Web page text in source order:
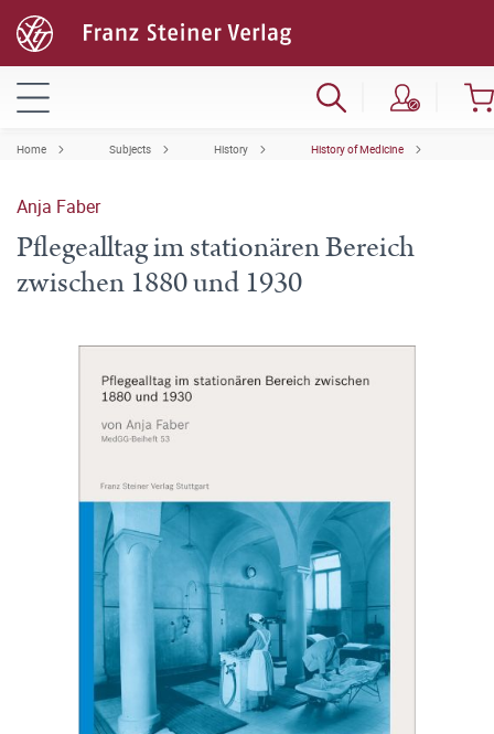
Home Subjects History History of Medicine
Anja Faber
Pflegealltag im stationären Bereich
zwischen 1880 und 1930